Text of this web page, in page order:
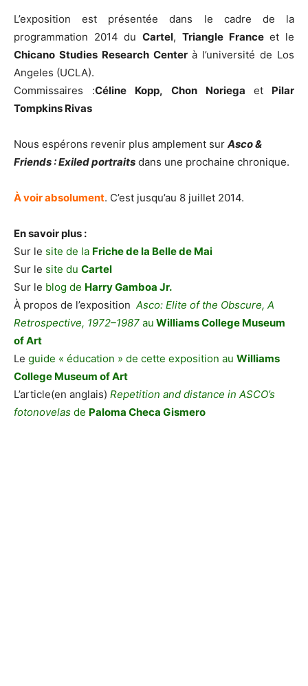
L’exposition est présentée dans le cadre de la
programmation 2014 duCartel, Triangle Franceet le
Chicano Studies Research Centerà l’université de Los
Angeles (UCLA).
Commissaires :Céline Kopp, Chon Noriega etPilar
Tompkins Rivas
Nous espérons revenir plus amplement sur Asco &
Friends : Exiled portraits dans une prochaine chronique.
À voir absolument. C’est jusqu’au 8 juillet 2014.
En savoir plus :
Sur le site de la Friche de la Belle de Mai
Sur le site du Cartel
Sur le blog de Harry Gamboa Jr.
À propos de l’exposition Asco: Elite of the Obscure, A
Retrospective, 1972–1987 au Williams College Museum
of Art
Le guide « éducation » de cette exposition au Williams
College Museum of Art
L’article(en anglais) Repetition and distance in ASCO’s
fotonovelas de Paloma Checa Gismero